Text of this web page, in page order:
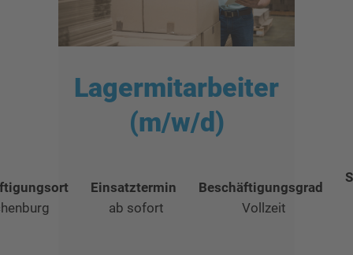
Lagermitarbeiter
(m/w/d)
Einsatztermin
ab sofort
Beschäftigungsgrad
Vollzeit